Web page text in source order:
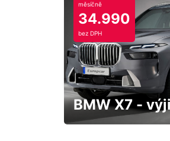
HASSLEHOLM -
měsíčně
34.990
bez DPH